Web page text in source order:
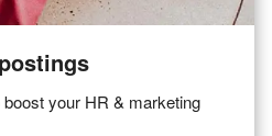
your HR & marketing